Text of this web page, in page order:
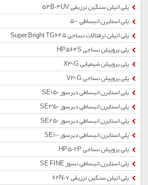
پلی اتیلن سنگین تزریقی 54B04UV
پلی استایرن انبساطی 500
پلی اتیلن ترفتالات نساجی Super Bright TG645
پلی پروپیلن نساجی HP564S
پلی پروپیلن شیمیایی X30G
پلی پروپیلن نساجی V30G
پلی استایرن انبساطی دیرسوز SE150
پلی استایرن انبساطی دیرسوز SE350
پلی استایرن انبساطی دیرسوز SE250
پلی استایرن انبساطی دیرسوز SE100
پلی پروپیلن نساجی HP502P
پلی استایرن انبساطی نسوز SE FINE
پلی اتیلن سنگین تزریقی 62N07